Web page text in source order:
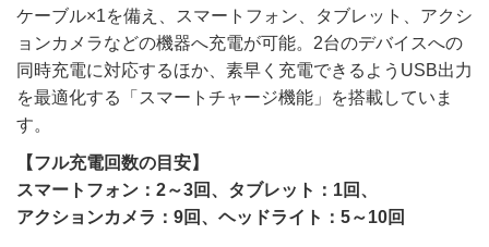
ケーブル×1を備え、スマートフォン、タブレット、アクシ
ョンカメラなどの機器へ充電が可能。2台のデバイスへの
同時充電に対応するほか、素早く充電できるようUSB出力
を最適化する「スマートチャージ機能」を搭載していま
す。
【フル充電回数の目安】
スマートフォン：2～3回、タブレット：1回、
アクションカメラ：9回、ヘッドライト：5～10回